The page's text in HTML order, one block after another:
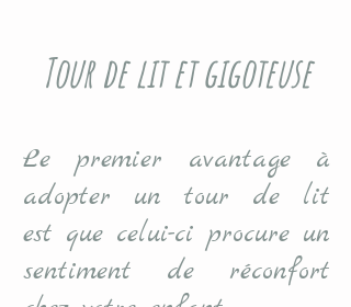
Tour de lit et gigoteuse
Le premier avantage à
adopter un tour de lit
est que celui-ci procure un
sentiment de réconfort